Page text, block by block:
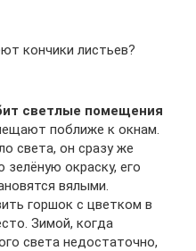
кончики листьев?
светлые помещения
поближе к окнам.
света, он сразу же
окраску, его
вялыми.
горшок с цветком в
Зимой, когда
света недостаточно,